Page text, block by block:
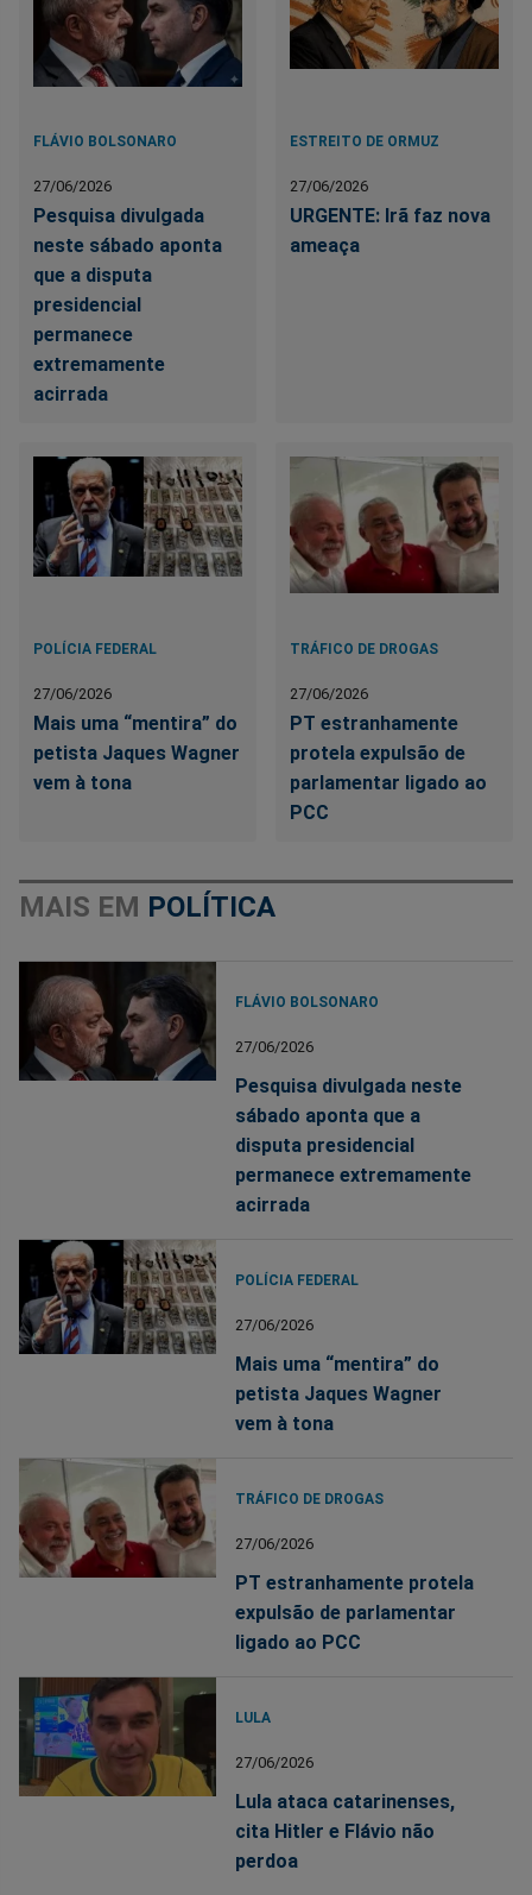
FLÁVIO BOLSONARO
27/06/2026
Pesquisa divulgada
neste sábado aponta
que a disputa
presidencial
permanece
extremamente
acirrada
ESTREITO DE ORMUZ
27/06/2026
URGENTE: Irã faz nova
ameaça
POLÍCIA FEDERAL
27/06/2026
Mais uma “mentira” do
petista Jaques Wagner
vem à tona
TRÁFICO DE DROGAS
27/06/2026
PT estranhamente
protela expulsão de
parlamentar ligado ao
PCC
MAIS EM POLÍTICA
FLÁVIO BOLSONARO
27/06/2026
Pesquisa divulgada neste
sábado aponta que a
disputa presidencial
permanece extremamente
acirrada
POLÍCIA FEDERAL
27/06/2026
Mais uma “mentira” do
petista Jaques Wagner
vem à tona
TRÁFICO DE DROGAS
27/06/2026
PT estranhamente protela
expulsão de parlamentar
ligado ao PCC
LULA
27/06/2026
Lula ataca catarinenses,
cita Hitler e Flávio não
perdoa